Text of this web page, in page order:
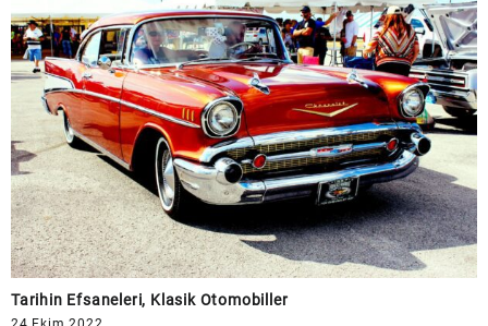
Tarihin Efsaneleri, Klasik Otomobiller